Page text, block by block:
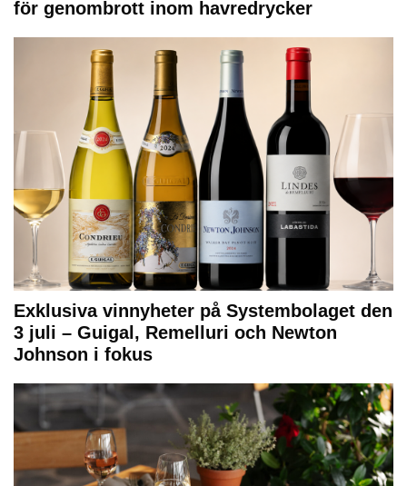
för genombrott inom havredrycker
Exklusiva vinnyheter på Systembolaget den
3 juli – Guigal, Remelluri och Newton
Johnson i fokus